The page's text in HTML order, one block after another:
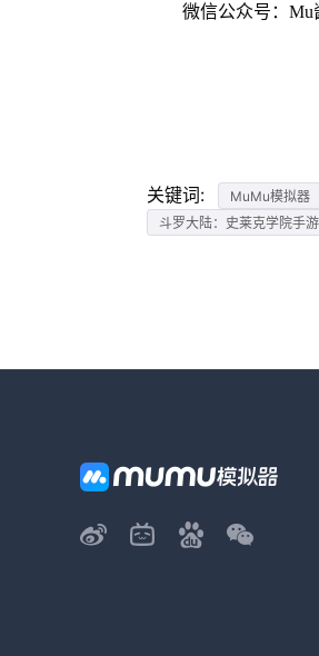
微信公众号：Mu
关键词: MuMu模拟器
斗罗大陆：史莱克学院手